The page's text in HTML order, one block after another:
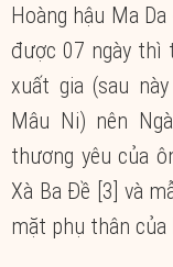
Hoàng hậu Ma
được 07 ngày thì
xuất gia (sau
Mâu Ni) nên
thương yêu của
Xà Ba Đề [3] và
mặt phụ thân của